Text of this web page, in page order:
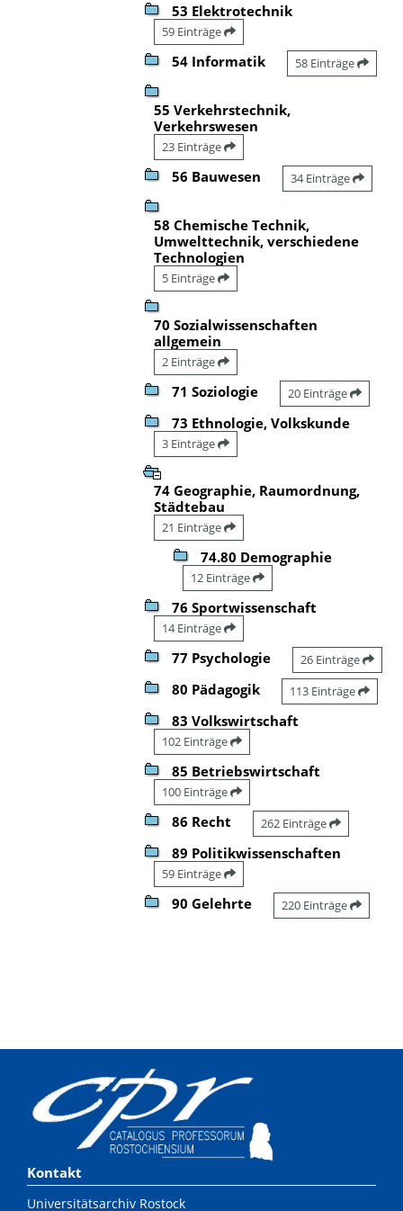
53 Elektrotechnik
59 Einträge
54 Informatik 58 Einträge
55 Verkehrstechnik,
Verkehrswesen
23 Einträge
56 Bauwesen 34 Einträge
58 Chemische Technik,
Umwelttechnik, verschiedene
Technologien
5 Einträge
70 Sozialwissenschaften
allgemein
2 Einträge
71 Soziologie 20 Einträge
73 Ethnologie, Volkskunde
3 Einträge
74 Geographie, Raumordnung,
Städtebau
21 Einträge
74.80 Demographie
12 Einträge
76 Sportwissenschaft
14 Einträge
77 Psychologie 26 Einträge
80 Pädagogik 113 Einträge
83 Volkswirtschaft
102 Einträge
85 Betriebswirtschaft
100 Einträge
86 Recht 262 Einträge
89 Politikwissenschaften
59 Einträge
90 Gelehrte 220 Einträge
Kontakt
Universitätsarchiv Rostock